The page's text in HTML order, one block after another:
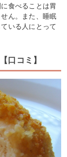
食べることは胃
ん。また、睡眠
いる人にとって
口コミ】